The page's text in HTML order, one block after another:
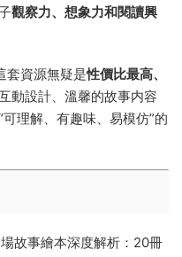
觀察力、想象力和閱讀興
套資源無疑是性價比最高、
動設計、溫馨的故事内容
理解、有趣味、易模仿”的
故事繪本深度解析：20冊